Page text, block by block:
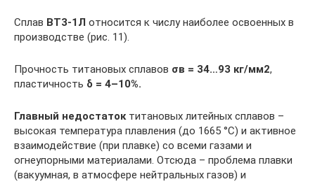
Сплав ВТ3-1Л относится к числу наиболее освоенных в
производстве (рис. 11).
Прочность титановых сплавов σв = 34…93 кг/мм2,
пластичность δ = 4–10%.
Главный недостаток титановых литейных сплавов –
высокая температура плавления (до 1665 °С) и активное
взаимодействие (при плавке) со всеми газами и
огнеупорными материалами. Отсюда – проблема плавки
(вакуумная, в атмосфере нейтральных газов) и